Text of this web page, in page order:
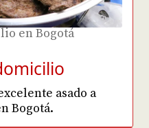
en Bogotá
asado a
Bogotá.